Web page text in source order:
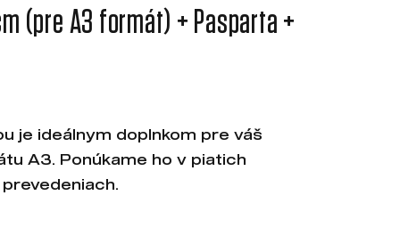
(pre A3 formát) + Pasparta +
je ideálnym doplnkom pre váš
A3. Ponúkame ho v piatich